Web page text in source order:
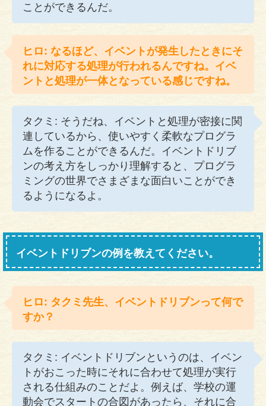
ことができるんだ。
ヒロ: なるほど、イベントが発生したときにそ
れに対応する処理が行われるんですね。イベ
ントと処理が一体となっている感じですね。
タクミ: そうだね、イベントと処理が密接に関
連しているから、使いやすく柔軟なプログラ
ムを作ることができるんだ。イベントドリブ
ンの考え方をしっかり理解すると、プログラ
ミングの世界でさまざまな面白いことができ
るようになるよ。
イベントドリブンの例を教えてください。
ヒロ: タクミ先生、イベントドリブンって何で
すか？
タクミ: イベントドリブンというのは、イベン
トがおこった時にそれに合わせて処理が実行
される仕組みのことだよ。例えば、学校の運
動会でスタートの合図があったら、それに合